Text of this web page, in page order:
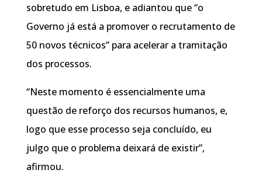
sobretudo em Lisboa, e adiantou que “o
Governo já está a promover o recrutamento de
50 novos técnicos” para acelerar a tramitação
dos processos.
“Neste momento é essencialmente uma
questão de reforço dos recursos humanos, e,
logo que esse processo seja concluído, eu
julgo que o problema deixará de existir”,
afirmou.